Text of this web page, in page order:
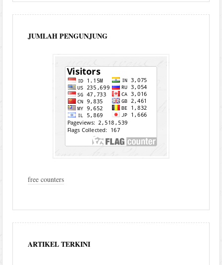
JUMLAH PENGUNJUNG
free counters
ARTIKEL TERKINI